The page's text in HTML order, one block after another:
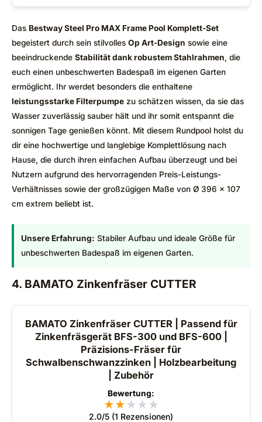
Das Bestway Steel Pro MAX Frame Pool Komplett-Set
begeistert durch sein stilvolles Op Art-Design sowie eine
beeindruckende Stabilität dank robustem Stahlrahmen , die
euch einen unbeschwerten Badespaß im eigenen Garten
ermöglicht. Ihr werdet besonders die enthaltene
leistungsstarke Filterpumpe zu schätzen wissen, da sie das
Wasser zuverlässig sauber hält und ihr somit entspannt die
sonnigen Tage genießen könnt. Mit diesem Rundpool holst du
dir eine hochwertige und langlebige Komplettlösung nach
Hause, die durch ihren einfachen Aufbau überzeugt und bei
Nutzern aufgrund des hervorragenden Preis-Leistungs-
Verhältnisses sowie der großzügigen Maße von Ø 396 x 107
cm extrem beliebt ist.
Unsere Erfahrung: Stabiler Aufbau und ideale Größe für
unbeschwerten Badespaß im eigenen Garten.
4. BAMATO Zinkenfräser CUTTER
BAMATO Zinkenfräser CUTTER | Passend für
Zinkenfräsgerät BFS-300 und BFS-600 |
Präzisions-Fräser für
Schwalbenschwanzzinken | Holzbearbeitung
| Zubehör
Bewertung:
★★★ ★ ★
2.0/5 (1 Rezensionen)